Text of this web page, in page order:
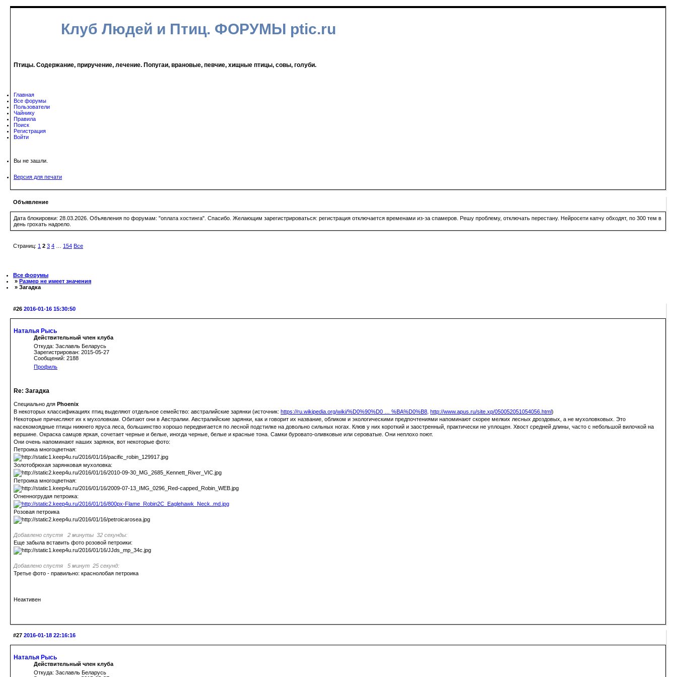
Клуб Людей и Птиц. ФОРУМЫ ptic.ru
Птицы. Содержание, приручение, лечение. Попугаи, врановые, певчие, хищные птицы, совы, голуби.
Главная
Все форумы
Пользователи
Чайнику
Правила
Поиск
Регистрация
Войти
Вы не зашли.
Версия для печати
Объявление
Дата блокировки: 28.03.2026. Объявления по форумам: "оплата хостинга". Спасибо. Желающим зарегистрироваться: регистрация отключается временами из-за спамеров. Решу проблему, отключать перестану. Нейросети капчу обходят, по 300 тем в
день грохать надоело.
Страниц: 1 2 3 4 … 154 Все
Все форумы
» Размер не имеет значения
» Загадка
#26 2016-01-16 15:30:50
Наталья Рысь
Действительный член клуба
Откуда: Заславль Беларусь
Зарегистрирован: 2015-05-27
Сообщений: 2188
Профиль
Re: Загадка
Специально для Phoenix
В некоторых классификациях птиц выделяют отдельное семейство: австралийские зарянки (источник: https://ru.wikipedia.org/wiki/%D0%90%D0 … %BA%D0%B8, http://www.apus.ru/site.xp/050052051054056.html)
Некоторые причисляют их к мухоловкам. Обитают они в Австралии. Австралийские зарянки, как и говорит их название, обликом и экологическими предпочтениями напоминают скорее мелких лесных дроздовых, а не мухоловковых. Это
насекомоядные птицы нижнего яруса леса, большинство хорошо передвигается по лесной подстилке на довольно сильных ногах. Клюв у них короткий и заостренный, практически не уплощен. Хвост средней длины, часто с небольшой вилочкой на
вершине. Окраска самцов яркая, сочетает черные и белые, иногда черные, белые и красные тона. Самки буровато-оливковые или сероватые. Они неплохо поют.
Они очень напоминают наших зарянок, вот некоторые фото:
Петроика многоцветная:
Золотобрюхая зарянковая мухоловка:
Петроика многоцветная:
Огненногрудая петроика:
Розовая петроика
Добавлено спустя 2 минуты 32 секунды:
Еще забыла вставить фото розовой петроики:
Добавлено спустя 5 минут 25 секунд:
Третье фото - правильно: краснолобая петроика
Неактивен
#27 2016-01-18 22:16:16
Наталья Рысь
Действительный член клуба
Откуда: Заславль Беларусь